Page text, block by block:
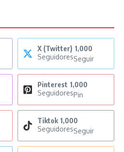
X (Twitter) 1,000
SeguidoresSeguir
Pinterest 1,000
SeguidoresPin
Tiktok 1,000
SeguidoresSeguir